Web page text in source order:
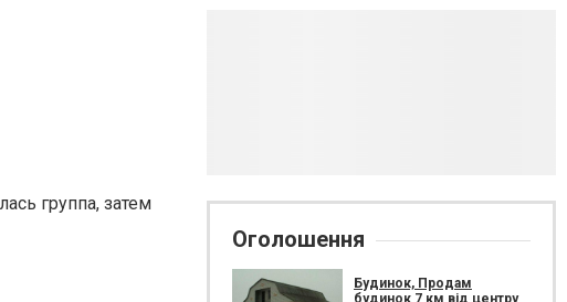
группа, затем
Оголошення
Будинок, Продам
будинок 7 км від центру